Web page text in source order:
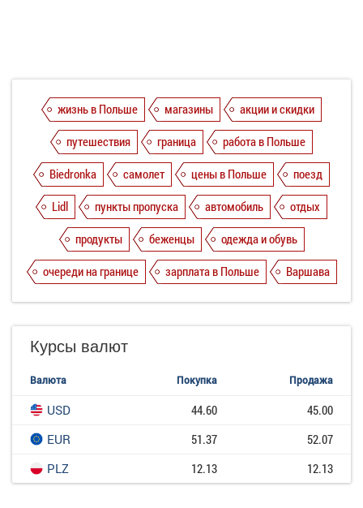
жизнь в Польше магазины
акции и скидки
путешествия
граница
работа в Польше
Biedronka
самолет цены в Польше
поезд
Lidl
пункты пропуска автомобиль
отдых
продукты
беженцы
одежда и обувь
очереди на границе
зарплата в Польше Варшава
Курсы валют
Валюта Покупка Продажа
USD 44.60
45.00
EUR
51.37
52.07
PLZ
12.13 12.13